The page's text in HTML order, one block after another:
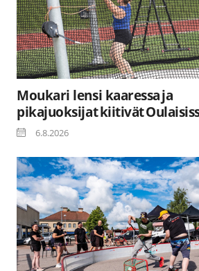
Moukari lensi kaaressa ja
pikajuoksijat kiitivät
6.8.2026